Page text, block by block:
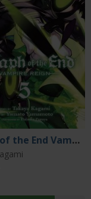
Seraph of the End Vampire Reign Vol 5